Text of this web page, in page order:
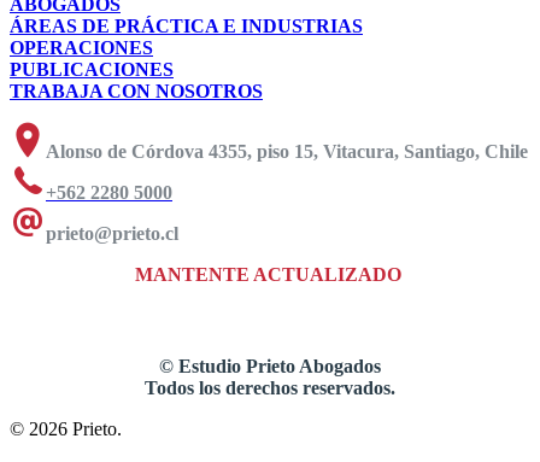
ABOGADOS
ÁREAS DE PRÁCTICA E INDUSTRIAS
OPERACIONES
PUBLICACIONES
TRABAJA CON NOSOTROS
Alonso de Córdova 4355, piso 15, Vitacura, Santiago, Chile
+562 2280 5000
prieto@prieto.cl
MANTENTE ACTUALIZADO
© Estudio Prieto Abogados
Todos los derechos reservados.
© 2026 Prieto.